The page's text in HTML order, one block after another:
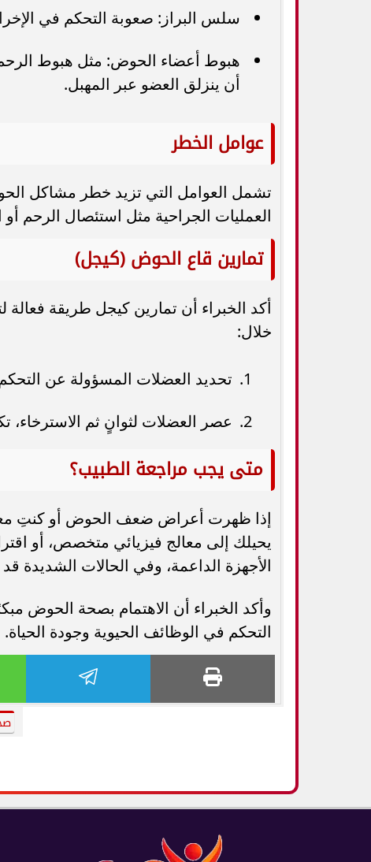
سلس البراز: صعوبة التحكم في
هبوط أعضاء الحوض: مثل هبوط
أن ينزلق العضو عبر المهبل.
عوامل الخطر
تشمل العوامل التي تزيد خطر مشاكل
العمليات الجراحية مثل استئصال الرحم
تمارين قاع الحوض (كيجل)
أكد الخبراء أن تمارين كيجل طريقة
خلال:
تحديد العضلات المسؤولة عن
عصر العضلات لثوانٍ ثم الاسترخاء، تكرار
متى يجب مراجعة الطبيب؟
إذا ظهرت أعراض ضعف الحوض أو كنتِ
يحيلك إلى معالج فيزيائي متخصص، أو
الأجهزة الداعمة، وفي الحالات الشديدة
وأكد الخبراء أن الاهتمام بصحة الحوض
التحكم في الوظائف الحيوية وجودة الحياة.